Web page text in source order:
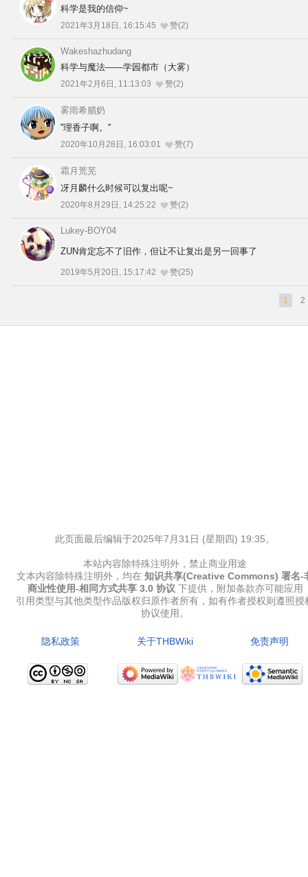
科学是我的信仰~
2021年3月18日, 16:15:45 赞(2)
Wakeshazhudang
科学与魔法——学园都市（大雾）
2021年2月6日, 11:13:03 赞(2)
雾雨希腊奶
''理香子啊。''
2020年10月28日, 16:03:01 赞(7)
霜月荒芜
冴月麟什么时候可以复出呢~
2020年8月29日, 14:25:22 赞(2)
Lukey-BOY04
ZUN肯定忘不了旧作，但让不让复出是另一回事了
2019年5月20日, 15:17:42 赞(25)
1 2
此页面最后编辑于2025年7月31日 (星期四) 19:35。
本站内容除特殊注明外，禁止商业用途
文本内容除特殊注明外，均在 知识共享(Creative Commons) 署名-
商业性使用-相同方式共享 3.0 协议 下提供，附加条款亦可能应用
引用类型与其他类型作品版权归原作者所有，如有作者授权则遵照授
协议使用。
隐私政策 关于THBWiki 免责声明